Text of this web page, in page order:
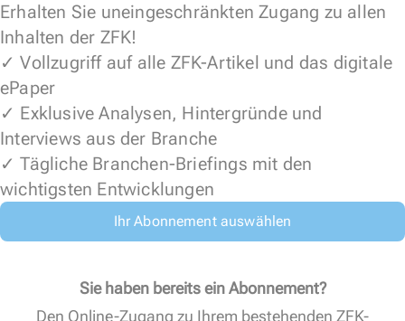
Erhalten Sie uneingeschränkten Zugang zu allen
Inhalten der ZFK!
✓ Vollzugriff auf alle ZFK-Artikel und das digitale
ePaper
✓ Exklusive Analysen, Hintergründe und
Interviews aus der Branche
✓ Tägliche Branchen-Briefings mit den
wichtigsten Entwicklungen
Ihr Abonnement auswählen
Sie haben bereits ein Abonnement?
Den Online-Zugang zu Ihrem bestehenden ZFK-